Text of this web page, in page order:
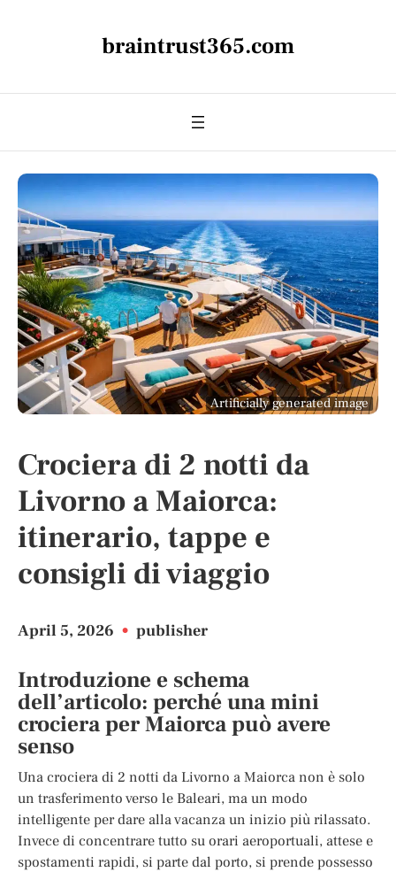
braintrust365.com
Artificially generated image
Crociera di 2 notti da
Livorno a Maiorca:
itinerario, tappe e
consigli di viaggio
April 5, 2026 • publisher
Introduzione e schema
dell’articolo: perché una mini
crociera per Maiorca può avere
senso
Una crociera di 2 notti da Livorno a Maiorca non è solo
un trasferimento verso le Baleari, ma un modo
intelligente per dare alla vacanza un inizio più rilassato.
Invece di concentrare tutto su orari aeroportuali, attese e
spostamenti rapidi, si parte dal porto, si prende possesso